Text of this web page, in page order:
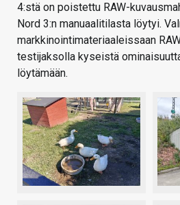
4:stä on poistettu RAW-
Nord 3:n manuaalitilasta löytyi.
markkinointimateriaaleissaan
testijaksolla kyseistä
löytämään.